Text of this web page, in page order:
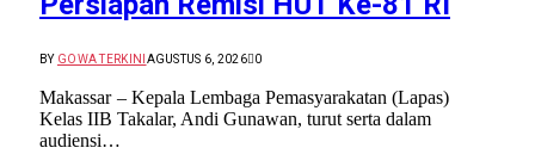
BY GOWA TERKINI AGUSTUS 6, 2026 0
Makassar – Kepala Lembaga Pemasyarakatan (Lapas)
Kelas IIB Takalar, Andi Gunawan, turut serta dalam
audiensi…